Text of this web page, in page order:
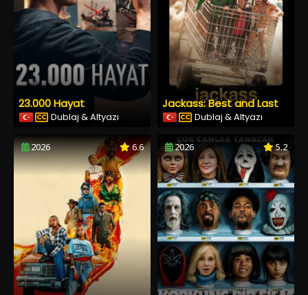
23.000 Hayat
Dublaj & Altyazı
Jackass: Best and Last
Dublaj & Altyazı
2026 6.6 2026 5.2